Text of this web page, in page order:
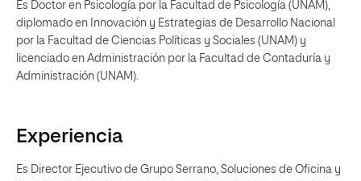
Es Doctor en Psicología por la Facultad de Psicología (UNAM),
diplomado en Innovación y Estrategias de Desarrollo Nacional
por la Facultad de Ciencias Políticas y Sociales (UNAM) y
licenciado en Administración por la Facultad de Contaduría y
Administración (UNAM).
Experiencia
Es Director Ejecutivo de Grupo Serrano, Soluciones de Oficina y